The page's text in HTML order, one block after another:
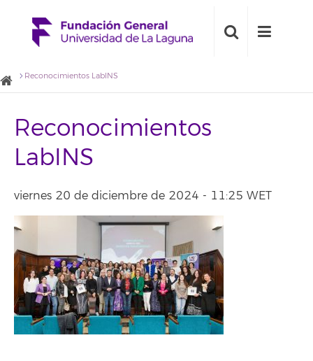
Reconocimientos LabINS
Reconocimientos
LabINS
viernes 20 de diciembre de 2024 - 11:25 WET